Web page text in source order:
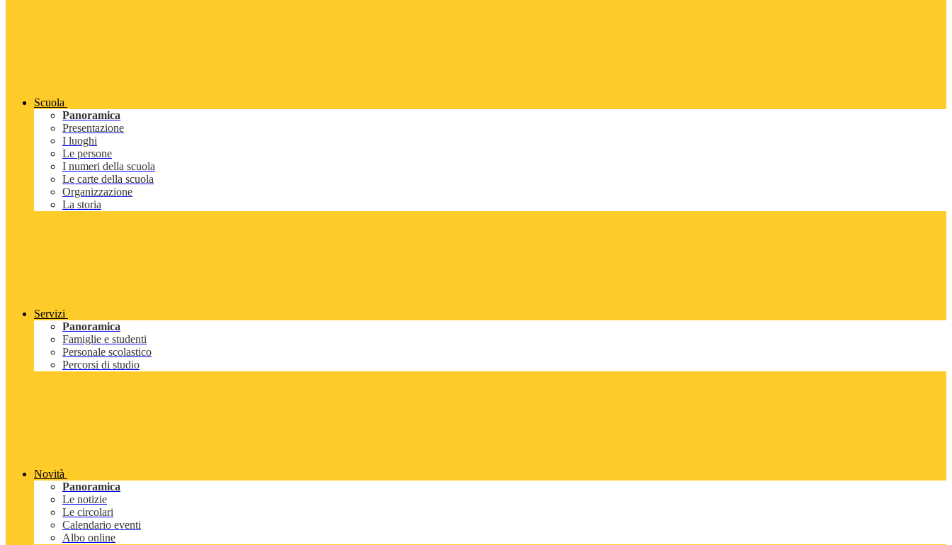
Scuola
Panoramica
Presentazione
I luoghi
Le persone
I numeri della scuola
Le carte della scuola
Organizzazione
La storia
Servizi
Panoramica
Famiglie e studenti
Personale scolastico
Percorsi di studio
Novità
Panoramica
Le notizie
Le circolari
Calendario eventi
Albo online